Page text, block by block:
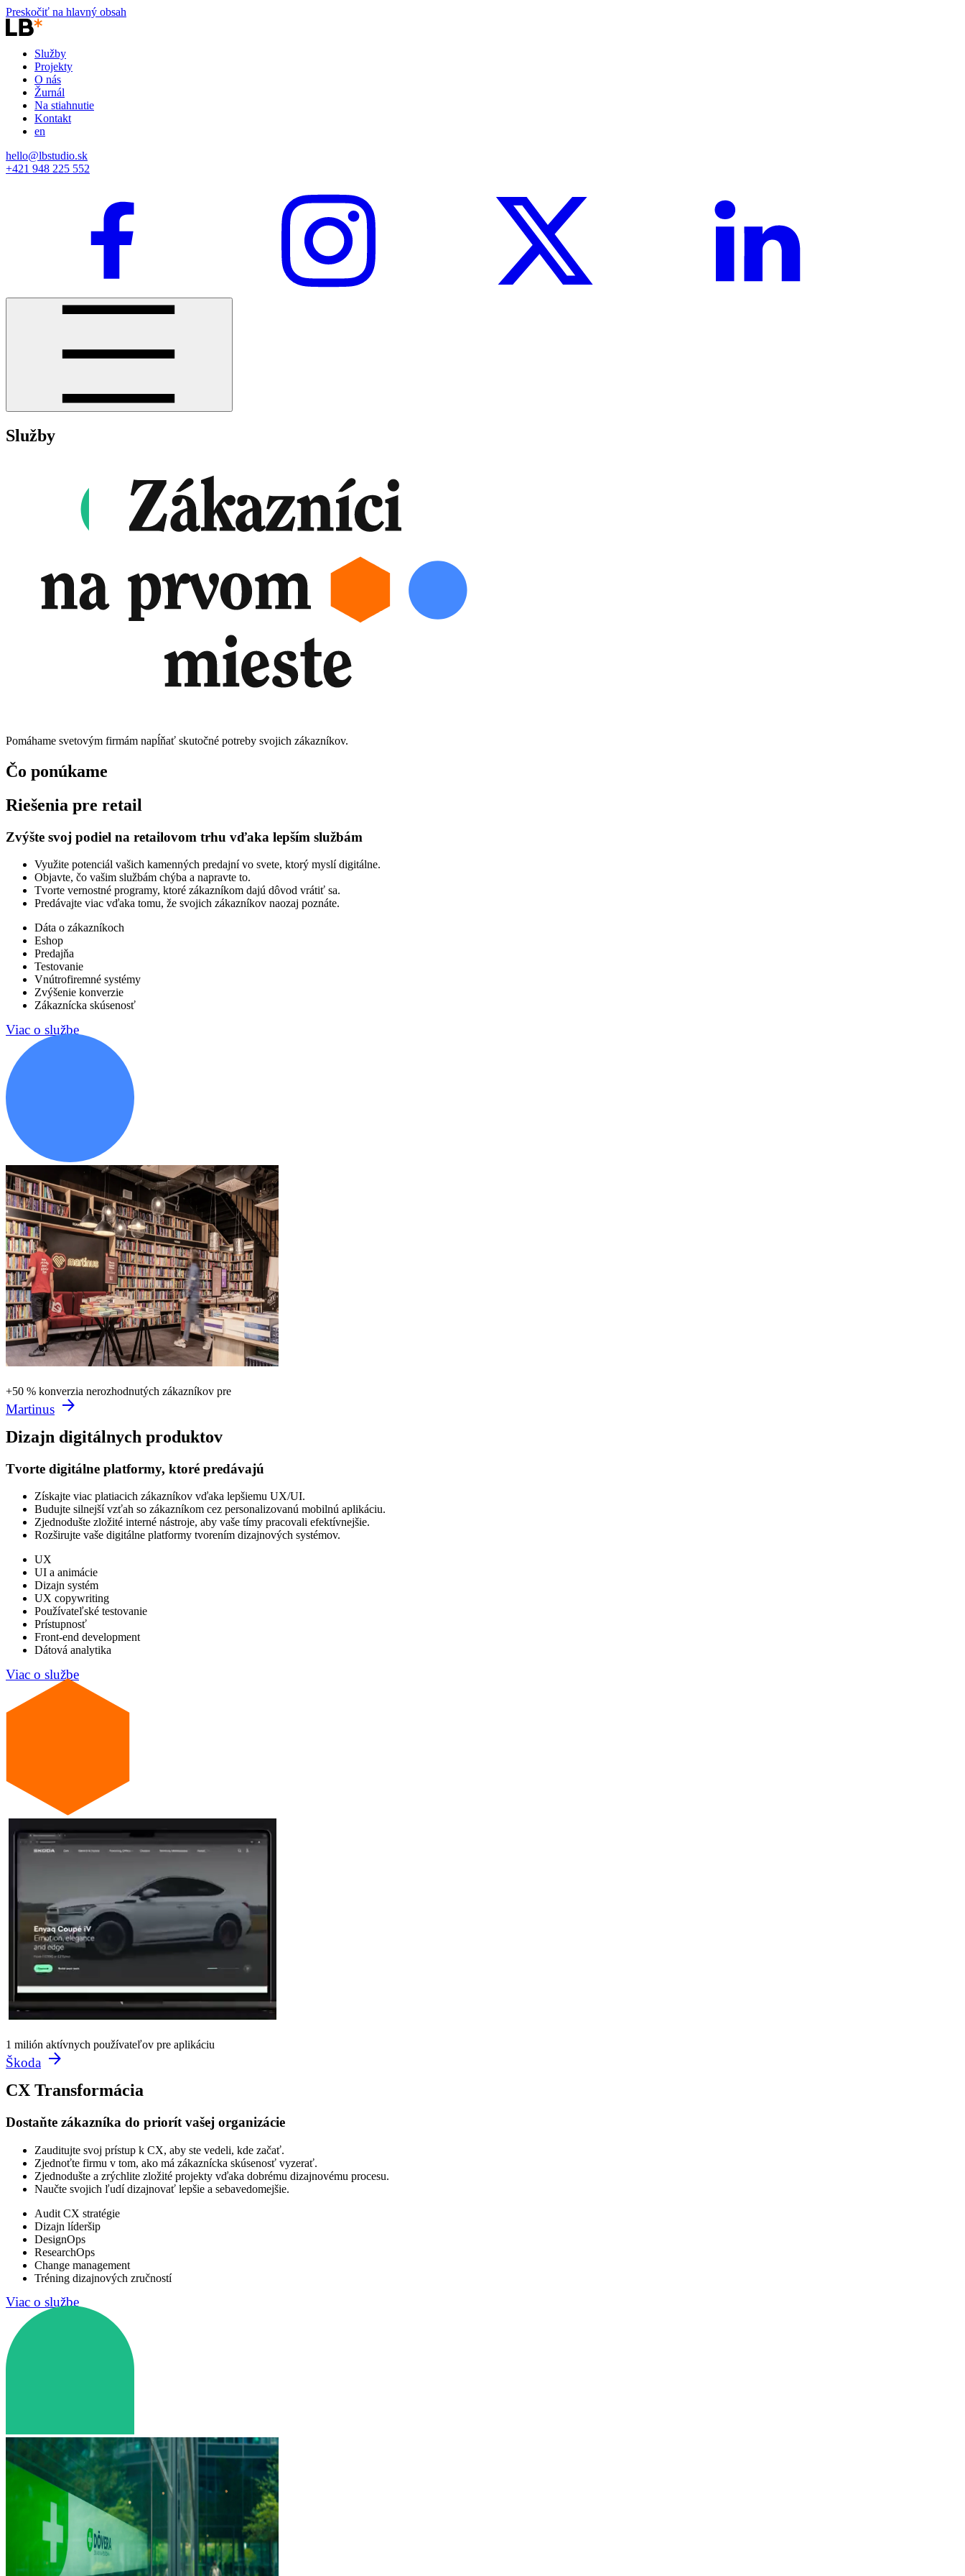
Preskočiť na hlavný obsah
Služby
Projekty
O nás
Žurnál
Na stiahnutie
Kontakt
en
hello@lbstudio.sk
+421 948 225 552
Služby
Pomáhame svetovým firmám napĺňať skutočné potreby svojich zákazníkov.
Čo ponúkame
Riešenia pre retail
Zvýšte svoj podiel na retailovom trhu vďaka lepším službám
Využite potenciál vašich kamenných predajní vo svete, ktorý myslí digitálne.
Objavte, čo vašim službám chýba a napravte to.
Tvorte vernostné programy, ktoré zákazníkom dajú dôvod vrátiť sa.
Predávajte viac vďaka tomu, že svojich zákazníkov naozaj poznáte.
Dáta o zákazníkoch
Eshop
Predajňa
Testovanie
Vnútrofiremné systémy
Zvýšenie konverzie
Zákaznícka skúsenosť
Viac o službe
+50 % konverzia nerozhodnutých zákazníkov pre
Martinus
Dizajn digitálnych produktov
Tvorte digitálne platformy, ktoré predávajú
Získajte viac platiacich zákazníkov vďaka lepšiemu UX/UI.
Budujte silnejší vzťah so zákazníkom cez personalizovanú mobilnú aplikáciu.
Zjednodušte zložité interné nástroje, aby vaše tímy pracovali efektívnejšie.
Rozširujte vaše digitálne platformy tvorením dizajnových systémov.
UX
UI a animácie
Dizajn systém
UX copywriting
Používateľské testovanie
Prístupnosť
Front-end development
Dátová analytika
Viac o službe
1 milión aktívnych používateľov pre aplikáciu
Škoda
CX Transformácia
Dostaňte zákazníka do priorít vašej organizácie
Zauditujte svoj prístup k CX, aby ste vedeli, kde začať.
Zjednoťte firmu v tom, ako má zákaznícka skúsenosť vyzerať.
Zjednodušte a zrýchlite zložité projekty vďaka dobrému dizajnovému procesu.
Naučte svojich ľudí dizajnovať lepšie a sebavedomejšie.
Audit CX stratégie
Dizajn líderšip
DesignOps
ResearchOps
Change management
Tréning dizajnových zručností
Viac o službe